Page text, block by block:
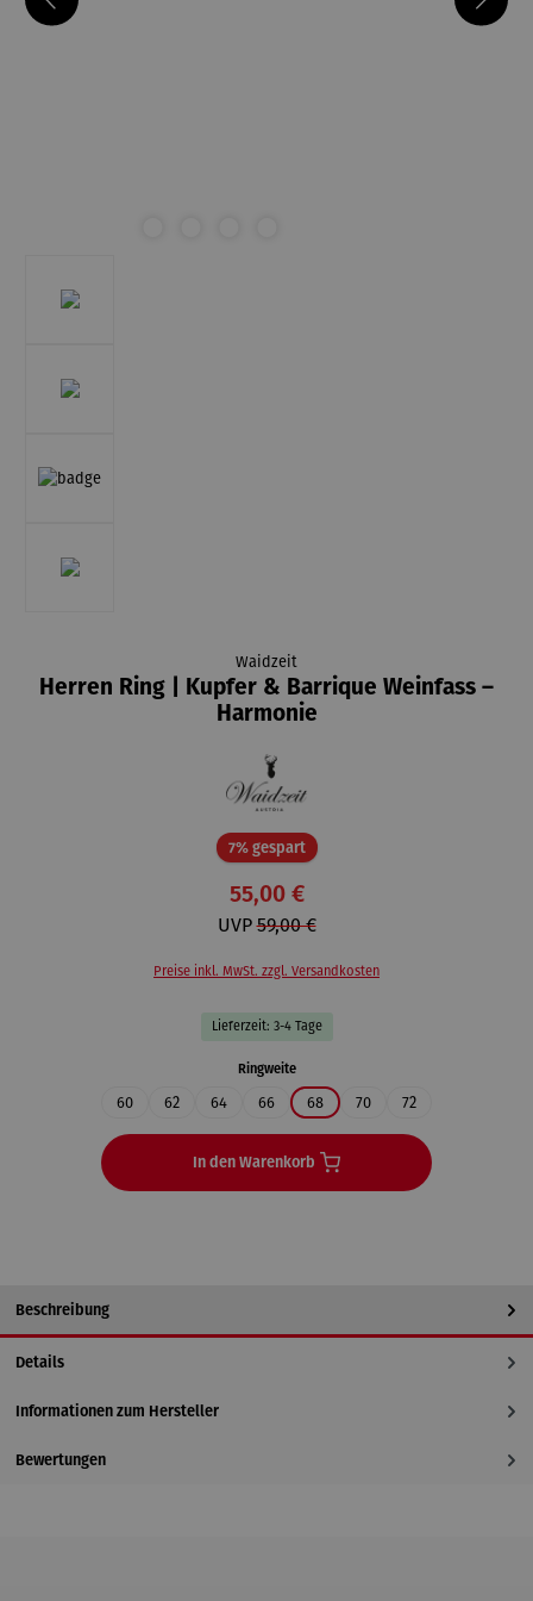
Waidzeit
Herren Ring | Kupfer & Barrique Weinfass –
Harmonie
7% gespartRabatt
55,00 €
UVP59,00 €
Preise inkl. MwSt. zzgl. Versandkosten
Lieferzeit: 3-4 Tage
Ringweiteauswählen
60 62 64 66 68 70 72
In den Warenkorb
Beschreibung
Details
Informationen zum Hersteller
Bewertungen